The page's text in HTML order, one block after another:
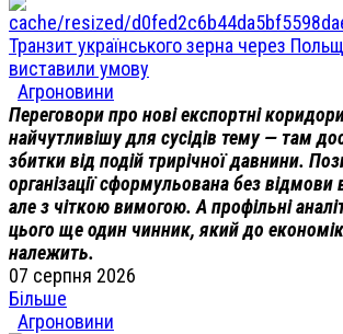
Транзит українського зерна через
виставили умову
Агроновини
Переговори про нові експортні
найчутливішу для сусідів тему — там
збитки від подій трирічної давнини.
організації сформульована без відмови
але з чіткою вимогою. А профільні
цього ще один чинник, який до
належить.
07 серпня 2026
Більше
Агроновини